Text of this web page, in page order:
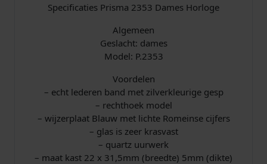
t
Specificaties Prisma 2353 Dames Horloge
Algemeen
Geslacht: dames
Model: P.2353
Voordelen
– echt lederen band met zilverkleurige gesp
– rechthoek model
– wijzerplaat Blauw met lichte Romeinse cijfers
– glas is zeer krasvast
– quartz uurwerk
– maat kast 22 x 31,5mm (breedte) 5mm (dikte)